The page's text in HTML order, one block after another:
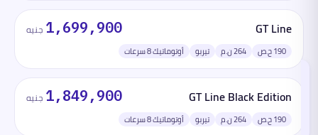
الأبعاد
السلامة
تقرأ
القسم
الآن
GT Line
1,699,900 جنيه
190 ح.ص 264 ن.م تيربو أوتوماتيك 8 سرعات
GT Line Black Edition
1,849,900 جنيه
190 ح.ص 264 ن.م تيربو أوتوماتيك 8 سرعات